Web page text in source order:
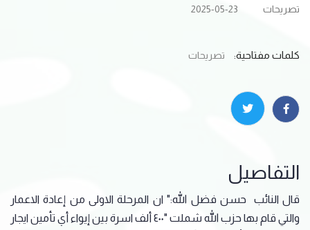
تصريحات 2025-05-23
كلمات مفتاحية: تصريحات
التفاصيل
قال النائب حسن فضل الله:" ان المرحلة الاولى من إعادة الاعمار
والتي قام بها حزب الله شملت "٤٠٠ ألف اسرة بين إيواء أي تأمين ايجار